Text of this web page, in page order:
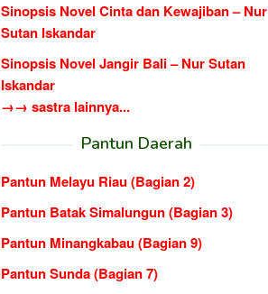
Sinopsis Novel Cinta dan Kewajiban – Nur
Sutan Iskandar
Sinopsis Novel Jangir Bali – Nur Sutan
Iskandar
→→ sastra lainnya...
Pantun Daerah
Pantun Melayu Riau (Bagian 2)
Pantun Batak Simalungun (Bagian 3)
Pantun Minangkabau (Bagian 9)
Pantun Sunda (Bagian 7)